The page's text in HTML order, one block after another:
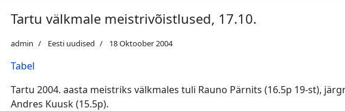
Tartu välkmale meistrivõistlused, 17.10.
admin Eesti uudised 18 Oktoober 2004
Tabel
Tartu 2004. aasta meistriks välkmales tuli Rauno Pärnits (16.5p 19-st),
Andres Kuusk (15.5p).